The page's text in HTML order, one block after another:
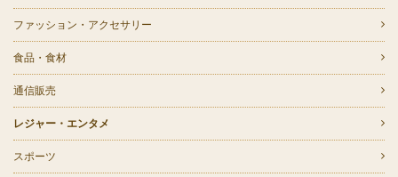
ファッション・アクセサリー
食品・食材
通信販売
レジャー・エンタメ
スポーツ